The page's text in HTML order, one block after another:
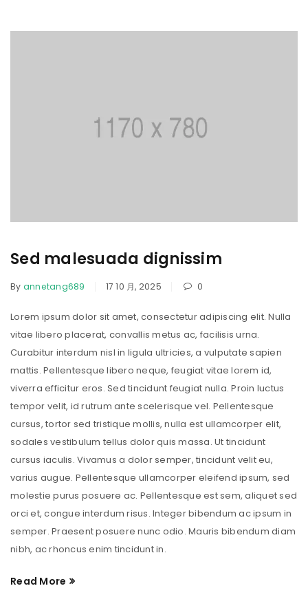
Sed malesuada dignissim
By annetang689 17 10 月, 2025 0
Lorem ipsum dolor sit amet, consectetur adipiscing elit. Nulla
vitae libero placerat, convallis metus ac, facilisis urna.
Curabitur interdum nisl in ligula ultricies, a vulputate sapien
mattis. Pellentesque libero neque, feugiat vitae lorem id,
viverra efficitur eros. Sed tincidunt feugiat nulla. Proin luctus
tempor velit, id rutrum ante scelerisque vel. Pellentesque
cursus, tortor sed tristique mollis, nulla est ullamcorper elit,
sodales vestibulum tellus dolor quis massa. Ut tincidunt
cursus iaculis. Vivamus a dolor semper, tincidunt velit eu,
varius augue. Pellentesque ullamcorper eleifend ipsum, sed
molestie purus posuere ac. Pellentesque est sem, aliquet sed
orci et, congue interdum risus. Integer bibendum ac ipsum in
semper. Praesent posuere nunc odio. Mauris bibendum diam
nibh, ac rhoncus enim tincidunt in.
Read More